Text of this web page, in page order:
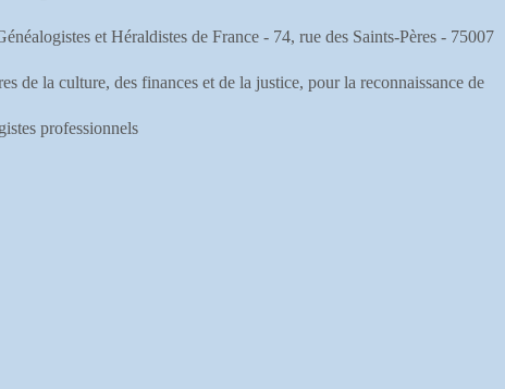
et Héraldistes de France - 74, rue des Saints-Pères - 75007
de la culture, des finances et de la justice, pour la reconnaissance de
professionnels